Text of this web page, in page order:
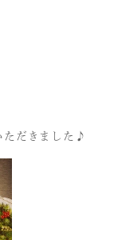
ただきました♪